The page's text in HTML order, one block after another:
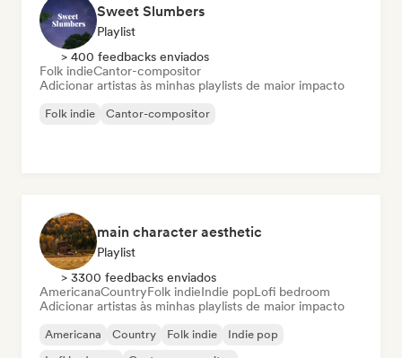
Sweet Slumbers
Playlist
> 400 feedbacks enviados
Folk indieCantor-compositor
Adicionar artistas às minhas playlists de maior impacto
Folk indie Cantor-compositor
main character aesthetic
Playlist
> 3300 feedbacks enviados
AmericanaCountryFolk indieIndie popLofi bedroom
Adicionar artistas às minhas playlists de maior impacto
Americana Country Folk indie
Indie pop